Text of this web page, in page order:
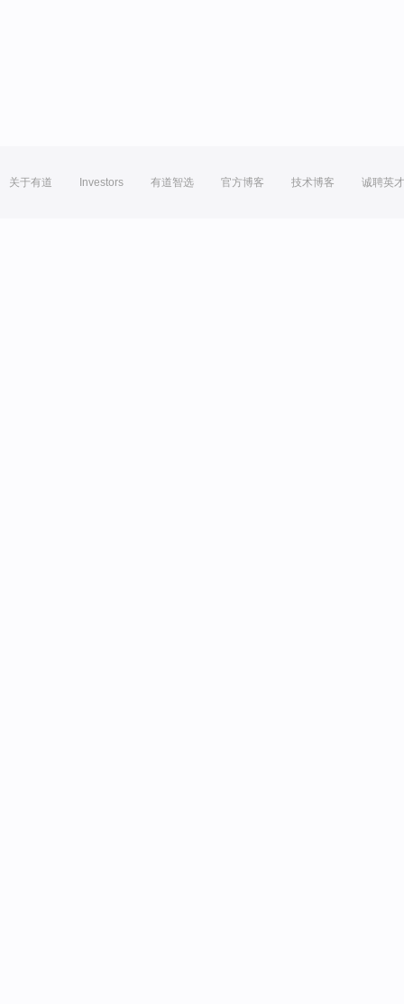
关于有道 Investors 有道智选 官方博客 技术博客 诚聘英才